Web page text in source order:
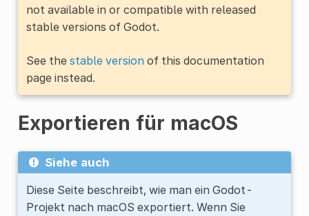
not available in or compatible with released
stable versions of Godot.
See the stable versionof this documentation
page instead.
Exportieren für macOS
Siehe auch
Diese Seite beschreibt, wie man ein Godot-
Projekt nach macOS exportiert. Wenn Sie